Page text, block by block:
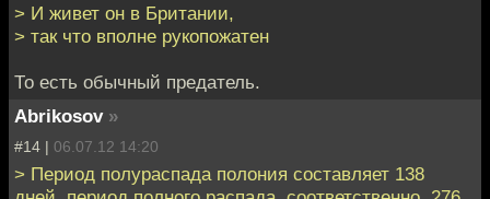
> И живет он в Британии,
> так что вполне рукопожатен
То есть обычный предатель.
Abrikosov »
#14 | 06.07.12 14:20
> Период полураспада полония составляет 138